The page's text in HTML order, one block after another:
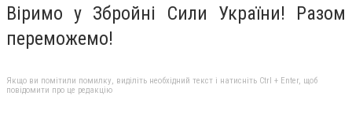
Віримо у Збройні Сили України! Разом
переможемо!
Якщо ви помітили помилку, виділіть необхідний текст і натисніть Ctrl + Enter, щоб
повідомити про це редакцію